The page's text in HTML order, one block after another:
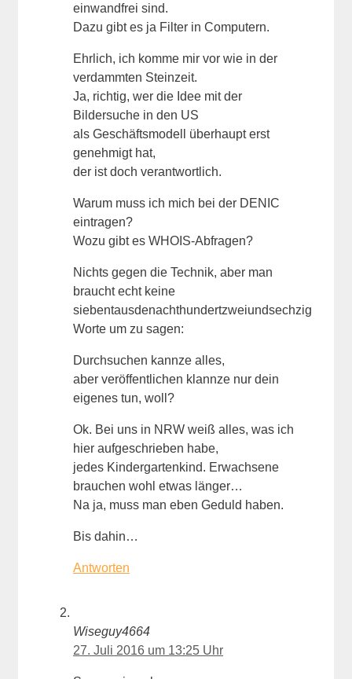
einwandfrei sind.
Dazu gibt es ja Filter in Computern.
Ehrlich, ich komme mir vor wie in der
verdammten Steinzeit.
Ja, richtig, wer die Idee mit der
Bildersuche in den US
als Geschäftsmodell überhaupt erst
genehmigt hat,
der ist doch verantwortlich.
Warum muss ich mich bei der DENIC
eintragen?
Wozu gibt es WHOIS-Abfragen?
Nichts gegen die Technik, aber man
braucht echt keine
siebentausdenachthundertzweiundsechzig
Worte um zu sagen:
Durchsuchen kannze alles,
aber veröffentlichen klannze nur dein
eigenes tun, woll?
Ok. Bei uns in NRW weiß alles, was ich
hier aufgeschrieben habe,
jedes Kindergartenkind. Erwachsene
brauchen wohl etwas länger…
Na ja, muss man eben Geduld haben.
Bis dahin…
Antworten
Wiseguy4664
27. Juli 2016 um 13:25 Uhr